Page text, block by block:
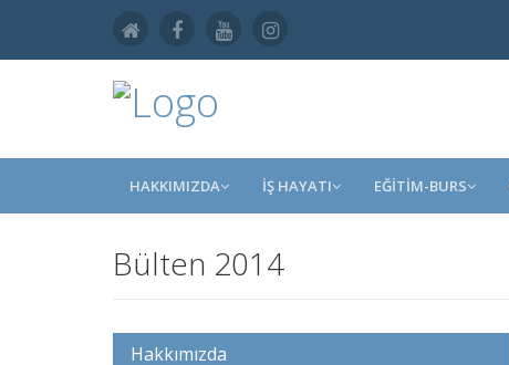
HAKKIMIZDA İŞ HAYATI EĞİTİM-BURS
Bülten 2014
Hakkımızda